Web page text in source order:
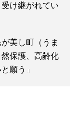
け継がれてい
美し町（うま
保護、高齢化
願う」